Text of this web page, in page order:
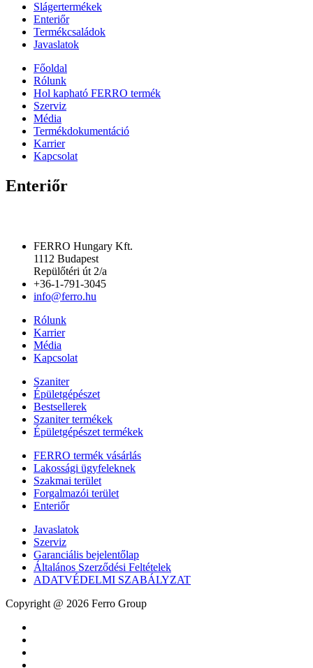
Slágertermékek
Enteriőr
Termékcsaládok
Javaslatok
Főoldal
Rólunk
Hol kapható FERRO termék
Szerviz
Média
Termékdokumentáció
Karrier
Kapcsolat
Enteriőr
FERRO Hungary Kft.
1112 Budapest
Repülőtéri út 2/a
+36-1-791-3045
info@ferro.hu
Rólunk
Karrier
Média
Kapcsolat
Szaniter
Épületgépészet
Bestsellerek
Szaniter termékek
Épületgépészet termékek
FERRO termék vásárlás
Lakossági ügyfeleknek
Szakmai terület
Forgalmazói terület
Enteriőr
Javaslatok
Szerviz
Garanciális bejelentőlap
Általános Szerződési Feltételek
ADATVÉDELMI SZABÁLYZAT
Copyright @ 2026 Ferro Group